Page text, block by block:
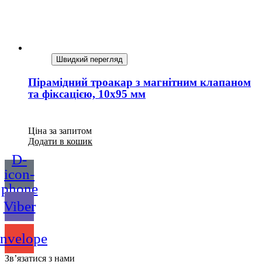
Швидкий перегляд
Пірамідний троакар з магнітним клапаном
та фіксацією, 10х95 мм
Ціна за запитом
Додати в кошик
D-
icon-
phone
Viber
Зв’язатися з нами